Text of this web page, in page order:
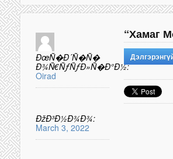
ÐœÑ�Ð´Ñ�Ñ�
Ð¾Ñ€ÑƒÑƒÐ»Ñ�Ð°Ð½:
Oirad
ÐžÐ³Ð½Ð¾Ð¾:
March 3, 2022
“Хамаг